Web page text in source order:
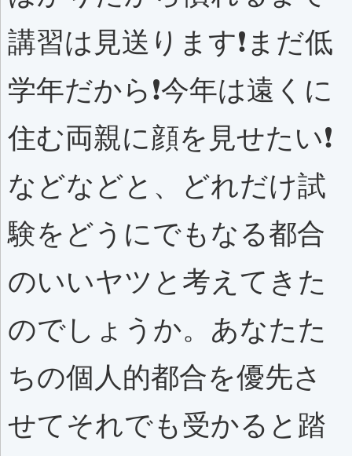
講習は見送ります❗️まだ低
学年だから❗️今年は遠くに
住む両親に顔を見せたい❗️
などなどと、どれだけ試
験をどうにでもなる都合
のいいヤツと考えてきた
のでしょうか。あなたた
ちの個人的都合を優先さ
せてそれでも受かると踏